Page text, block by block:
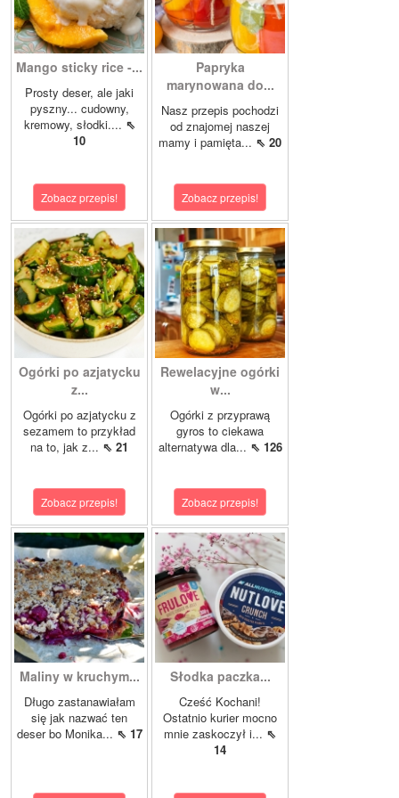
Mango sticky rice -...
Prosty deser, ale jaki
pyszny... cudowny,
kremowy, słodki.... ⇖
10
Zobacz przepis!
Papryka
marynowana do...
Nasz przepis pochodzi
od znajomej naszej
mamy i pamięta... ⇖ 20
Zobacz przepis!
Ogórki po azjatycku
z...
Ogórki po azjatycku z
sezamem to przykład
na to, jak z... ⇖ 21
Zobacz przepis!
Rewelacyjne ogórki
w...
Ogórki z przyprawą
gyros to ciekawa
alternatywa dla... ⇖ 126
Zobacz przepis!
Maliny w kruchym...
Długo zastanawiałam
się jak nazwać ten
deser bo Monika... ⇖ 17
Słodka paczka...
Cześć Kochani!
Ostatnio kurier mocno
mnie zaskoczył i... ⇖
14